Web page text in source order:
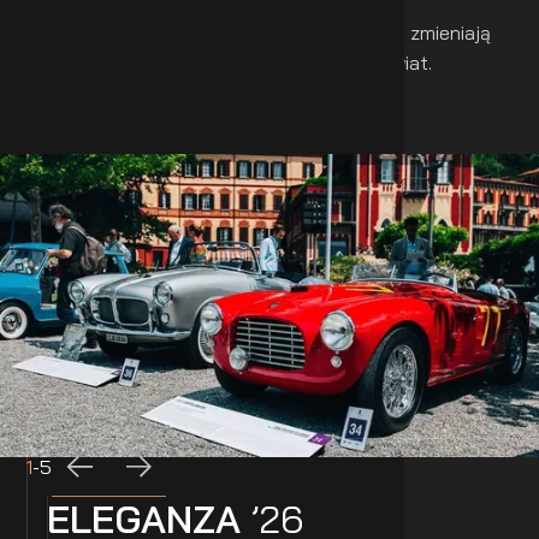
To nie są wycieczki, to doświadczenia, które zmieniają
sposób, w jaki patrzysz na jazdę, luksus i świat.
1-5
ELEGANZA ’26